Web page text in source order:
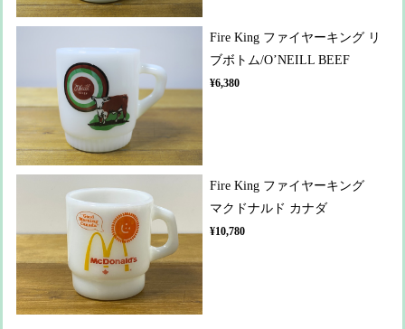
Fire King ファイヤーキング リ
ブボトム/O’NEILL BEEF
¥6,380
Fire King ファイヤーキング
マクドナルド カナダ
¥10,780